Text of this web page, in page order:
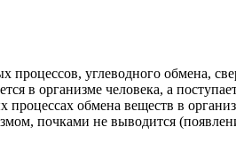
углеводного обмена,
в организме человека, а
обмена веществ в
почками не выводится